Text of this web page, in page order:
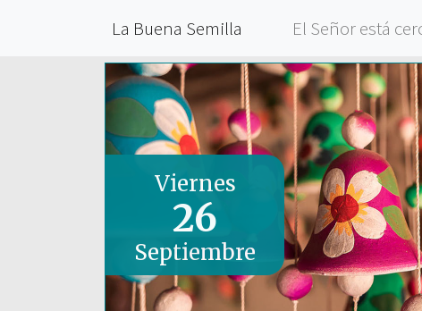
La Buena Semilla El Señor está
Viernes
26
Septiembre